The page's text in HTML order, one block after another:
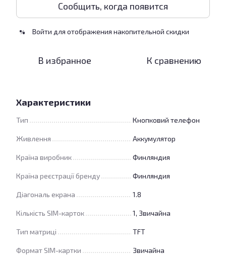
Сообщить, когда появится
% Войти для отображения накопительной скидки
В избранное К сравнению
Характеристики
Тип Кнопковий телефон
Живлення Аккумулятор
Країна виробник Финляндия
Країна реєстрації бренду Финляндия
Діагональ екрана 1.8
Кількість SIM-карток 1, Звичайна
Тип матриці TFT
Формат SIM-картки Звичайна